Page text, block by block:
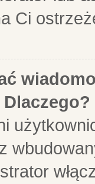
Ci